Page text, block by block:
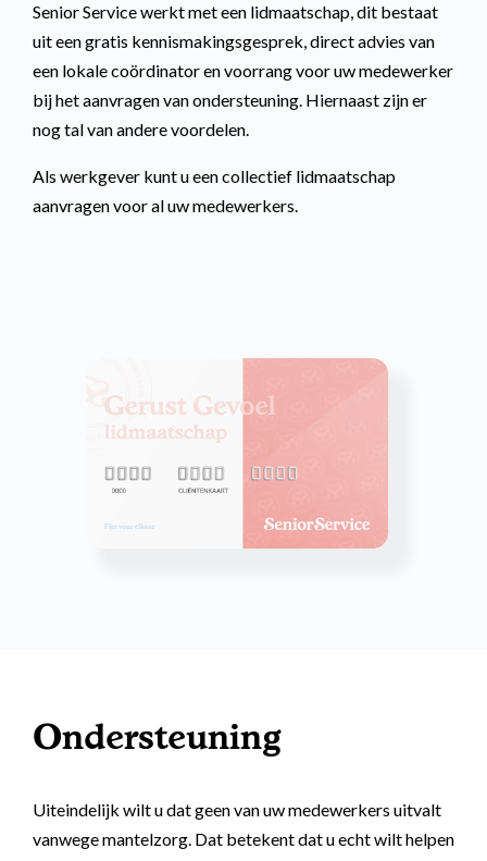
Senior Service werkt met een lidmaatschap, dit bestaat
uit een gratis kennismakingsgesprek, direct advies van
een lokale coördinator en voorrang voor uw medewerker
bij het aanvragen van ondersteuning. Hiernaast zijn er
nog tal van andere voordelen.
Als werkgever kunt u een collectief lidmaatschap
aanvragen voor al uw medewerkers.
Ondersteuning
Uiteindelijk wilt u dat geen van uw medewerkers uitvalt
vanwege mantelzorg. Dat betekent dat u echt wilt helpen